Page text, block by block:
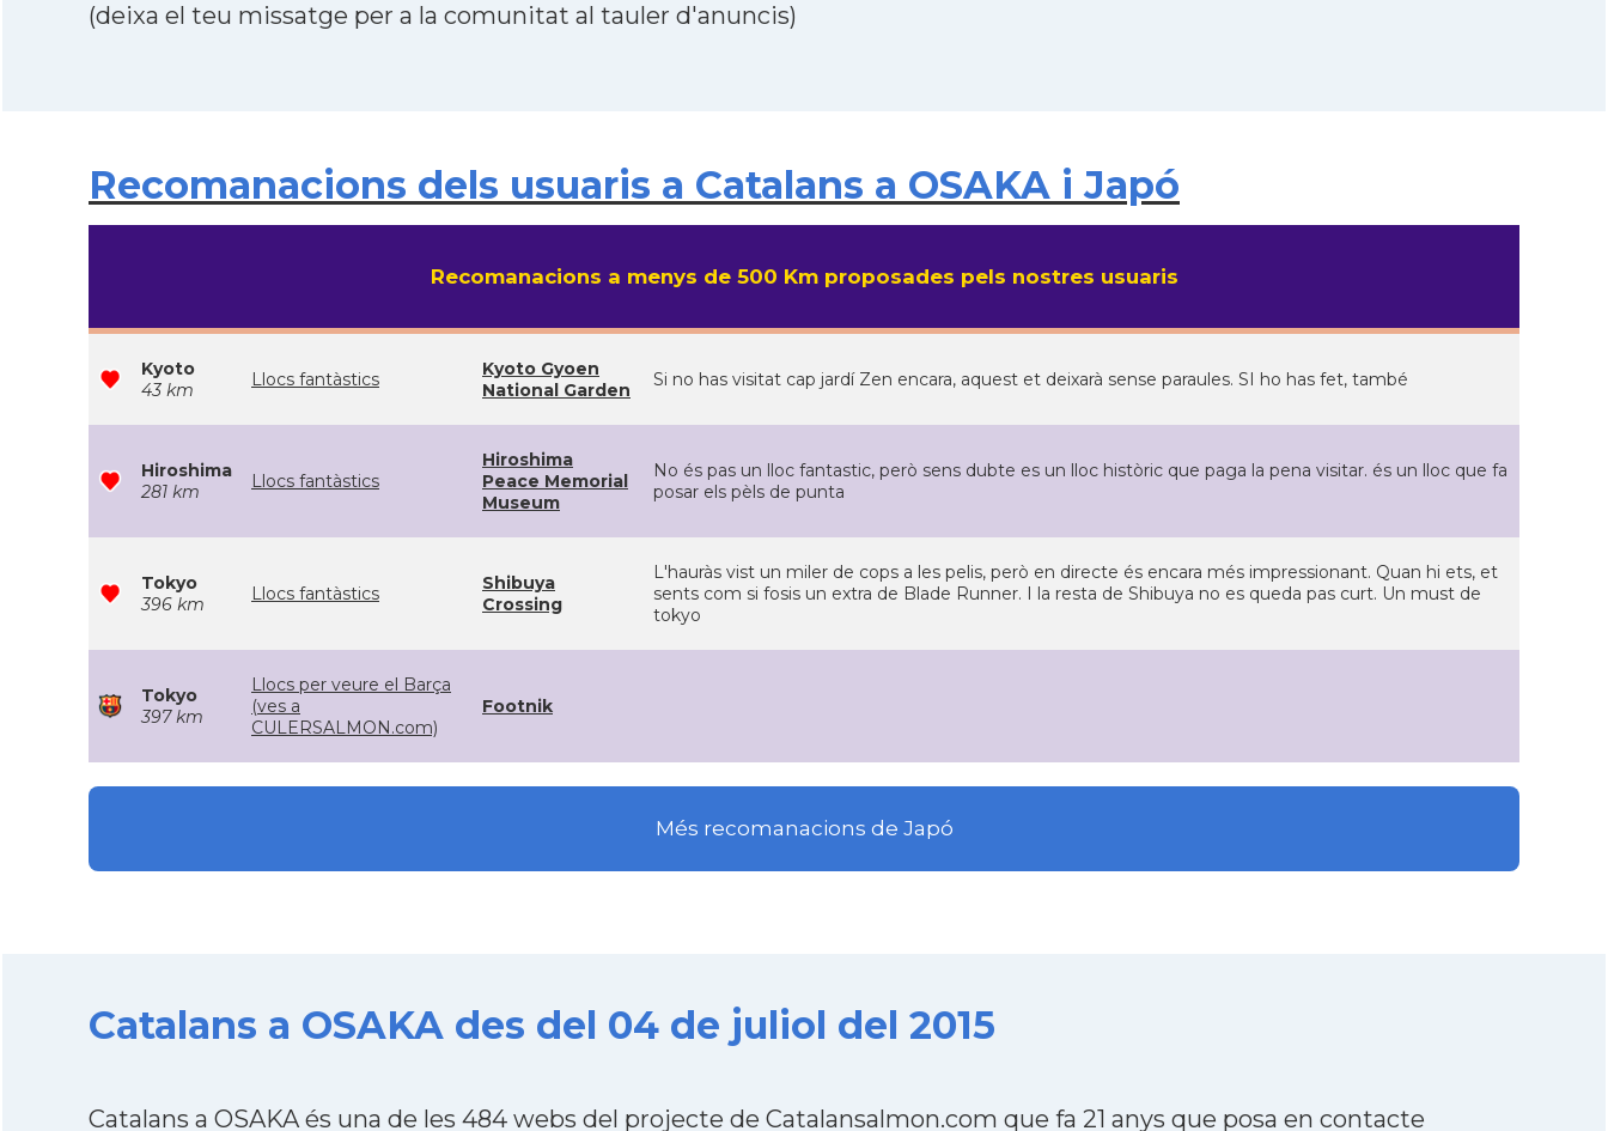
(deixa el teu missatge per a la comunitat al tauler d'anuncis)
Recomanacions dels usuaris a Catalans a OSAKA i Japó
Recomanacions a menys de 500 Km proposades pels nostres usuaris
Kyoto
43 km
Llocs fantàstics
Kyoto Gyoen
National Garden
Si no has visitat cap jardí Zen encara, aquest et deixarà sense paraules. SI ho has fet, també
Hiroshima
281 km
Llocs fantàstics
Hiroshima
Peace Memorial
Museum
No és pas un lloc fantastic, però sens dubte es un lloc històric que paga la pena visitar. és un lloc que fa
posar els pèls de punta
Tokyo
396 km
Llocs fantàstics
Shibuya
Crossing
L'hauràs vist un miler de cops a les pelis, però en directe és encara més impressionant. Quan hi ets, et
sents com si fosis un extra de Blade Runner. I la resta de Shibuya no es queda pas curt. Un must de
tokyo
Tokyo
397 km
Llocs per veure el Barça
(ves a
CULERSALMON.com)
Footnik
Més recomanacions de Japó
Catalans a OSAKA des del 04 de juliol del 2015
Catalans a OSAKA és una de les 484 webs del projecte de Catalansalmon.com que fa 21 anys que posa en contacte